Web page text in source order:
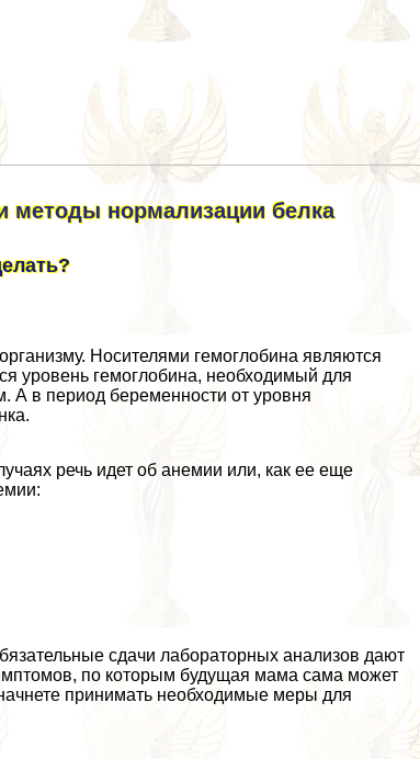
методы нормализации белка
Носителями гемоглобина являются
уровень гемоглобина, необходимый для
А в период беременности от уровня
речь идет об анемии или, как ее еще
сдачи лабораторных анализов дают
по которым будущая мама сама может
принимать необходимые меры для